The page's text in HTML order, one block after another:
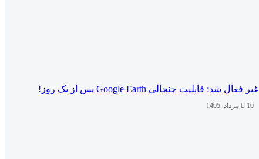
غیر فعال شد: قابلیت جنجالی Google Earth پس از یک روز!
10 مرداد, 1405